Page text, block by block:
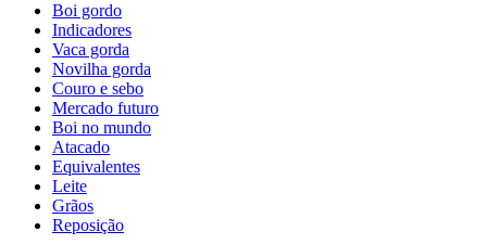
Boi gordo
Indicadores
Vaca gorda
Novilha gorda
Couro e sebo
Mercado futuro
Boi no mundo
Atacado
Equivalentes
Leite
Grãos
Reposição